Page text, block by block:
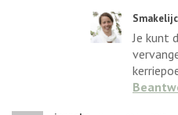
Je kunt